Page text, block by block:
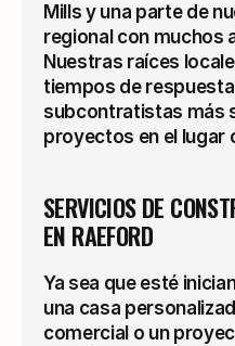
Mills y una parte de
regional con muchos
Nuestras raíces
tiempos de
subcontratistas más
proyectos en el lugar
SERVICIOS DE
EN RAEFORD
Ya sea que esté
una casa
comercial o un